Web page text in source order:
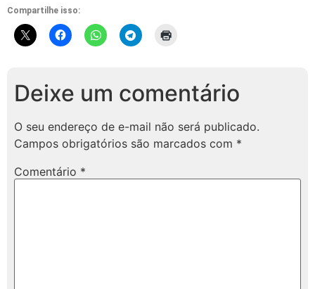
Compartilhe isso:
Deixe um comentário
O seu endereço de e-mail não será publicado.
Campos obrigatórios são marcados com *
Comentário *